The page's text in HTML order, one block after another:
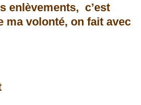
enlèvements, c’est
ma volonté, on fait avec